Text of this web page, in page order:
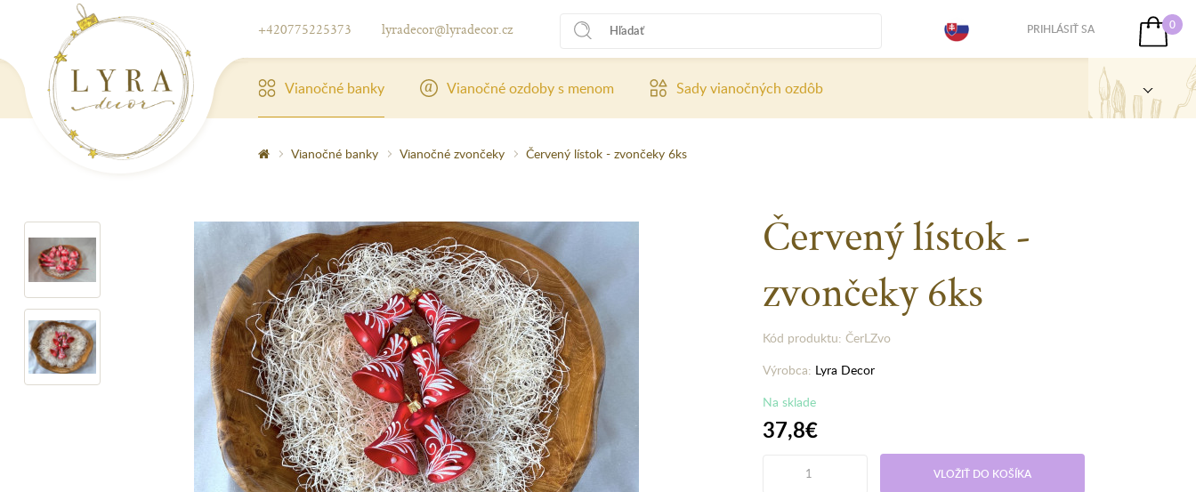
+420775225373 lyradecor@lyradecor.cz PRIHLÁSIŤ SA 0
Vianočné banky Vianočné ozdoby s menom Sady vianočných ozdôb
Vianočné banky Vianočné zvončeky Červený lístok - zvončeky 6ks
Červený lístok -
zvončeky 6ks
Kód produktu: ČerLZvo
Výrobca: Lyra Decor
Na sklade
37,8€
VLOŽIŤ DO KOŠÍKA